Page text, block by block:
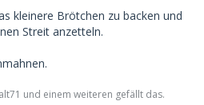
kleinere Brötchen zu backen und
Streit anzetteln.
und einem weiteren gefällt das.